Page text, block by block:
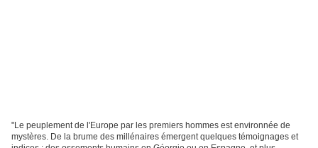
"Le peuplement de l'Europe par les premiers hommes est environnée de
mystères. De la brume des millénaires émergent quelques témoignages et